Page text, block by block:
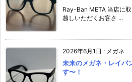
Ray-Ban META 当店に
越しいただくお客さ ...
2026年6月1日 : メガネ
未来のメガネ・レイバ
す〜！